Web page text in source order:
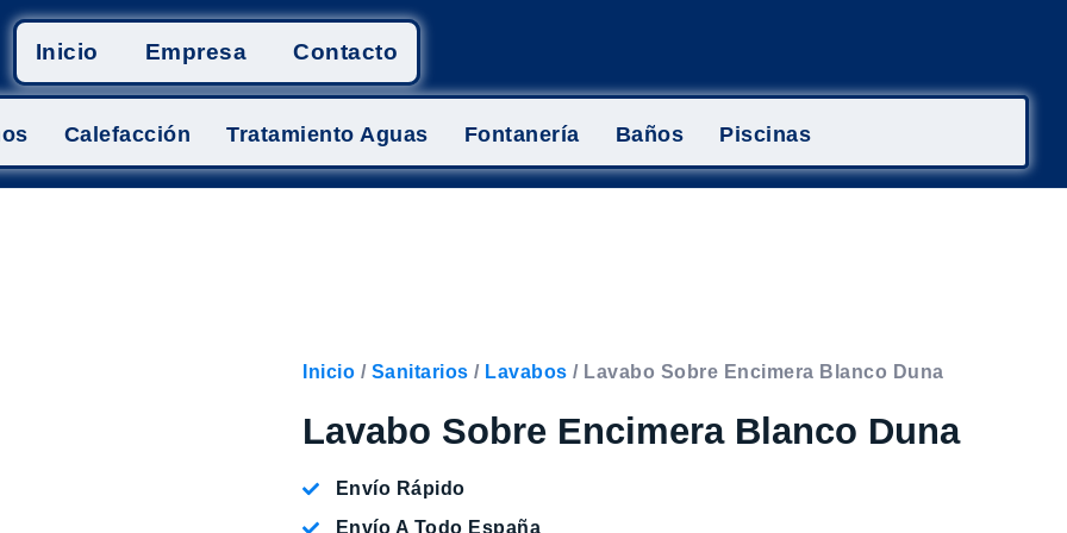
Inicio Empresa Contacto
Calefacción Tratamiento Aguas Fontanería Baños Piscinas
Inicio / Sanitarios / Lavabos / Lavabo Sobre Encimera Blanco Duna
Lavabo Sobre Encimera Blanco Duna
Envío Rápido
Envío A Todo España